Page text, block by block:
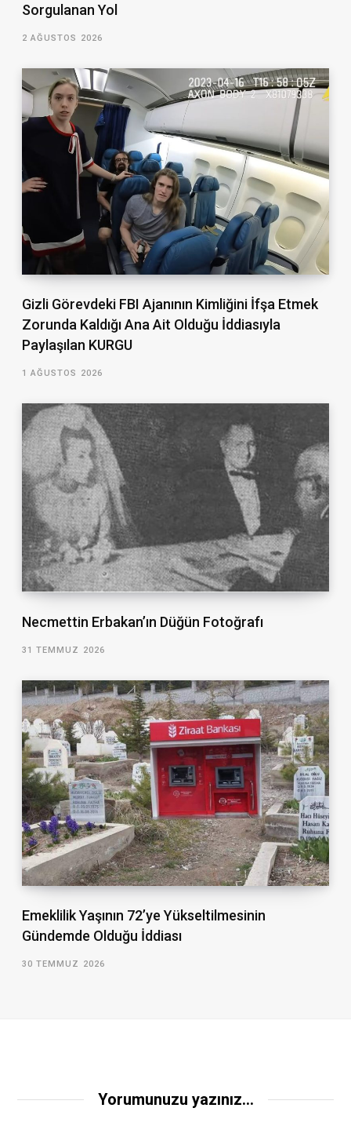
Sorgulanan Yol
2 AĞUSTOS 2026
Gizli Görevdeki FBI Ajanının Kimliğini İfşa Etmek
Zorunda Kaldığı Ana Ait Olduğu İddiasıyla
Paylaşılan KURGU
1 AĞUSTOS 2026
Necmettin Erbakan’ın Düğün Fotoğrafı
31 TEMMUZ 2026
Emeklilik Yaşının 72’ye Yükseltilmesinin
Gündemde Olduğu İddiası
30 TEMMUZ 2026
Yorumunuzu yazınız...